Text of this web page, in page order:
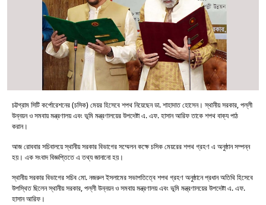
চট্টগ্রাম সিটি কর্পোরেশনের (চসিক) মেয়র হিসেবে শপথ নিয়েছেন ডা. শাহাদাত হোসেন। স্থানীয় সরকার, পল্লী
উন্নয়ন ও সমবায় মন্ত্রণালয় এবং ভূমি মন্ত্রণালয়ের উপদেষ্টা এ. এফ. হাসান আরিফ তাকে শপথ বাক্য পাঠ
করান।
আজ রোববার সচিবালয়ে স্থানীয় সরকার বিভাগের সম্মেলন কক্ষে চসিক মেয়রের শপথ গ্রহণ এ অনুষ্ঠান সম্পন্ন
হয়। এক সংবাদ বিজ্ঞপ্তিতে এ তথ্য জানানো হয়।
স্থানীয় সরকার বিভাগের সচিব মো. নজরুল ইসলামের সভাপতিত্বে শপথ গ্রহণ অনুষ্ঠানে প্রধান অতিথি হিসেবে
উপস্থিত ছিলেন স্থানীয় সরকার, পল্লী উন্নয়ন ও সমবায় মন্ত্রণালয় এবং ভূমি মন্ত্রণালয়ের উপদেষ্টা এ. এফ.
হাসান আরিফ।